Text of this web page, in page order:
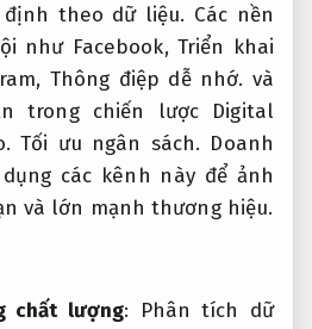
định theo dữ liệu. Các nền
như Facebook, Triển khai
Thông điệp dễ nhớ. và
trong chiến lược Digital
Tối ưu ngân sách. Doanh
các kênh này để ảnh
và lớn mạnh thương hiệu.
chất lượng:
Phân tích dữ